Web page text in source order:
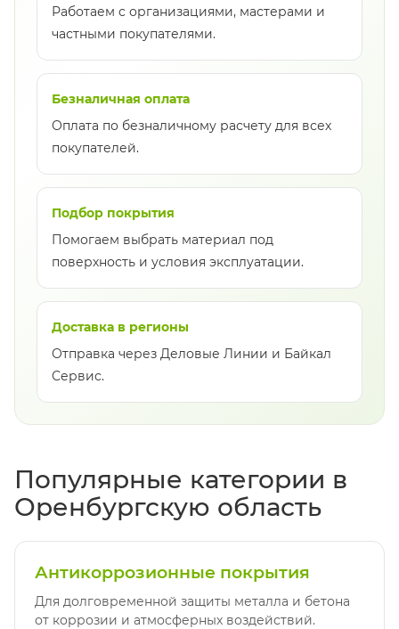
Работаем с организациями, мастерами и
частными покупателями.
Безналичная оплата
Оплата по безналичному расчету для всех
покупателей.
Подбор покрытия
Помогаем выбрать материал под
поверхность и условия эксплуатации.
Доставка в регионы
Отправка через Деловые Линии и Байкал
Сервис.
Популярные категории в
Оренбургскую область
Антикоррозионные покрытия
Для долговременной защиты металла и бетона
от коррозии и атмосферных воздействий.